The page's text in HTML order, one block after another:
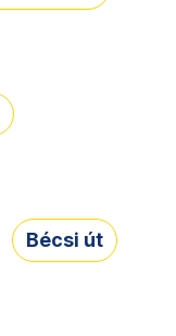
Bécsi út